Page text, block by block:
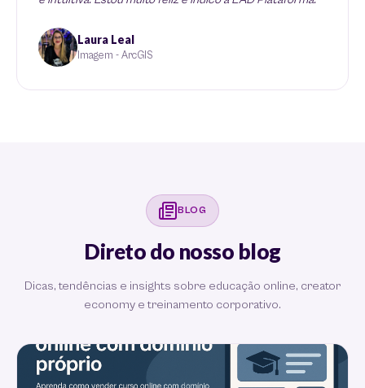
Laura Leal
Imagem - ArcGIS
BLOG
Direto do nosso blog
Dicas, tendências e insights sobre educação online, creator
economy e treinamento corporativo.